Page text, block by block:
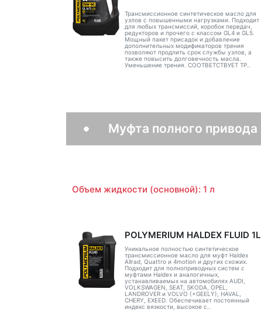
Трансмиссионное синтетическое масло для
узлов с повышенными нагрузками. Подходит
для любых трансмиссий, коробок передач,
редукторов и прочего с классом GL4 и GL5.
Мощный пакет присадок и добавление
дополнительных модификаторов трения
позволяют продлить срок службы узлов, а
также повысить долговечность масла.
Уменьшение трения. СООТВЕТСТВУЕТ ТР..
Муфта полного привода
Объем жидкости (основной): 1 л
POLYMERIUM HALDEX FLUID 1L
Уникальное полностью синтетическое
трансмиссионное масло для муфт Haldex
Allrad, Quattro и 4motion и других схожих.
Подходит для полноприводных систем с
муфтами Haldex и аналогичных,
устанавливаемых на автомобилях AUDI,
VOLKSWAGEN, SEAT, SKODA, OPEL,
LANDROVER и VOLVO (+GEELY), HAVAL,
CHERY, EXEED. Обеспечивает постоянный
индекс вязкости, высокое с..